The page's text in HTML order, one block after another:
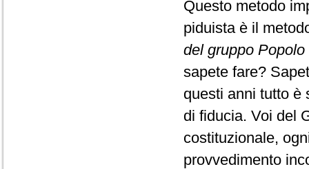
Questo metodo
piduista è il
del gruppo
sapete fare?
questi anni tutto è
di fiducia. Voi del
costituzionale,
provvedimento